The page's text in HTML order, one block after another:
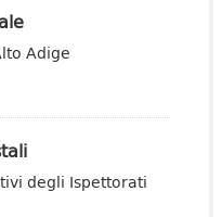
Adige
degli Ispettorati